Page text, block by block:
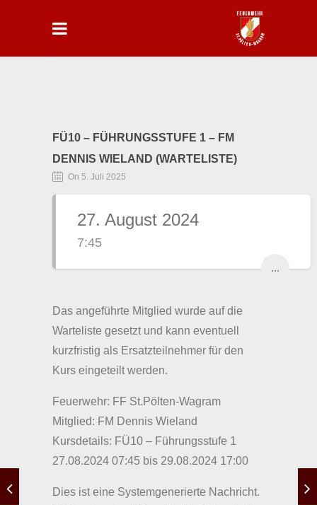
FÜ10 – FÜHRUNGSSTUFE 1 – FM
DENNIS WIELAND (WARTELISTE)
On 5. Juli 2025
27. August 2024
7:45
...
Das angeführte Mitglied wurde auf die
Warteliste gesetzt und kann eventuell
kurzfristig als Ersatzteilnehmer für den
Kurs eingeteilt werden.
Feuerwehr: FF St.Pölten-Wagram
Mitglied: FM Dennis Wieland
Kursdetails: FÜ10 – Führungsstufe 1
27.08.2024 07:45 bis 29.08.2024 17:00
Dies ist eine Systemgenerierte Nachricht.